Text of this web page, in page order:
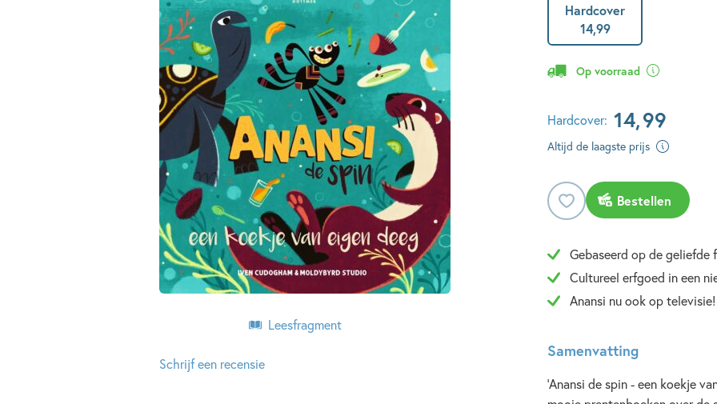
Leesfragment
Schrijf een recensie
Hardcover
14,99
Op voorraad
Hardcover: 14,99
Altijd de laagste prijs
Bestellen
Gebaseerd op de geliefde
Cultureel erfgoed in een
Anansi nu ook op televisie!
Samenvatting
'Anansi de spin - een koekje